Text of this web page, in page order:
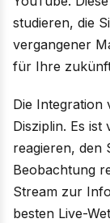
studieren, die
vergangener
für Ihre
Die Integration
Disziplin. Es
reagieren, den
Beobachtung
Stream zur
besten Live-